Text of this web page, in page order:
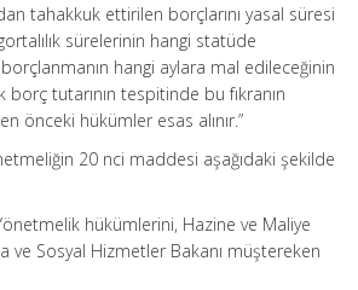
tahakkuk ettirilen borçlarını yasal süresi
sürelerinin hangi statüde
hangi aylara mal edileceğinin
tutarının tespitinde bu fıkranın
önceki hükümler esas alınır.”
20 nci maddesi aşağıdaki şekilde
hükümlerini, Hazine ve Maliye
ve Sosyal Hizmetler Bakanı müştereken